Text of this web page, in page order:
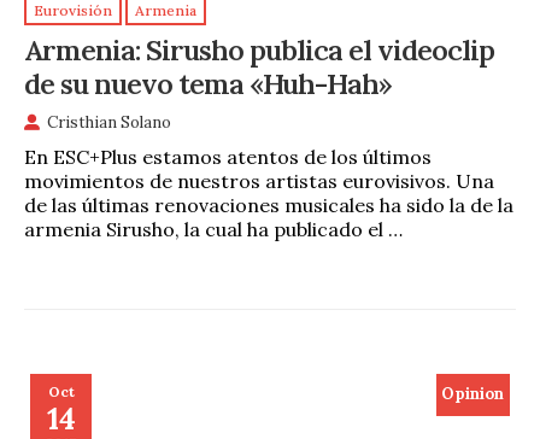
Eurovisión Armenia
Armenia: Sirusho publica el videoclip
de su nuevo tema «Huh-Hah»
Cristhian Solano
En ESC+Plus estamos atentos de los últimos
movimientos de nuestros artistas eurovisivos. Una
de las últimas renovaciones musicales ha sido la de la
armenia Sirusho, la cual ha publicado el …
Oct
14
Opinion